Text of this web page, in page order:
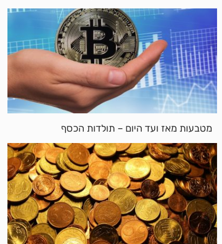
מטבעות מאז ועד היום – תולדות הכסף